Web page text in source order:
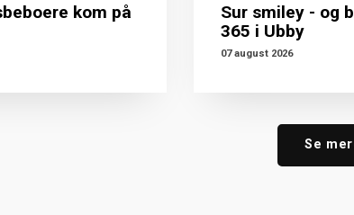
kom på
Sur smiley - og
365 i Ubby
07 august 2026
Se